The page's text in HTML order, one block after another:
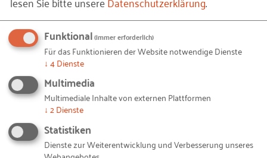
Arbeitgeberrankings bei Hochschulabsolventen
widerspiegelt. Bei kleinen Unternehmen ist die
Unternehmensmarke meistens mit der
Persönlichkeit des Unternehmers identisch –
durchaus ein Vorteil für die Arbeitgebermarke,
denn hier steht Ihre Persönlichkeit gegen die
Anonymität eines Konzernarbeitgebers. Auf der
anderen Seite zahlt die Identifikation der
Mitarbeiter auf die Unternehmensmarke ein:
Funktional(immer erforderlich)
Für das Funktionieren der Website notwendige Dienste
↓ 4Dienste
Multimedia
Multimediale Inhalte von externen Plattformen
↓ 2Dienste
Statistiken
Dienste zur Weiterentwicklung und Verbesserung unseres